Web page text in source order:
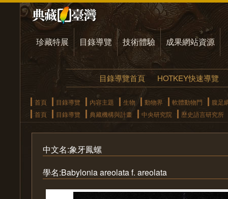
珍藏特展 目錄導覽 技術體驗 成果網站資源
目錄導覽首頁 HOTKEY快速導覽
首頁 目錄導覽 內容主題 生物 動物界 軟體動物門
腹足
首頁
目錄導覽 典藏機構與計畫 中央研究院 歷史語言研究所
中文名:象牙鳳螺
學名:Babylonia areolata f. areolata